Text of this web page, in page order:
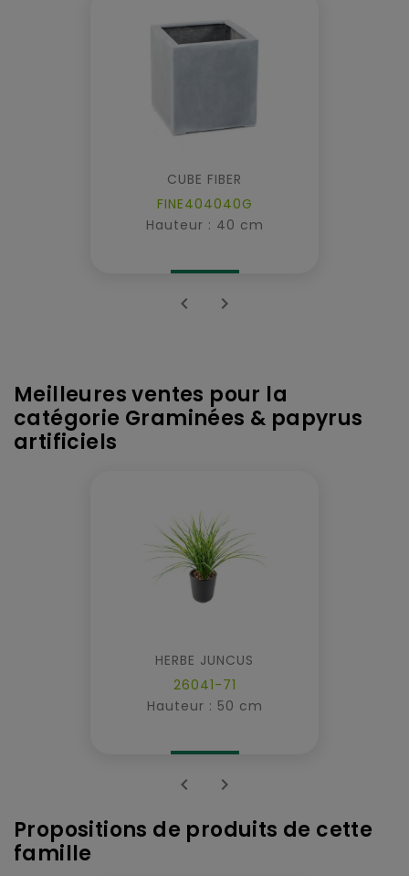
CUBE FIBER
FINE404040G
Hauteur : 40 cm
 
Meilleures ventes pour la
catégorie Graminées & papyrus
artificiels
HERBE JUNCUS
26041-71
Hauteur : 50 cm
 
Propositions de produits de cette
famille